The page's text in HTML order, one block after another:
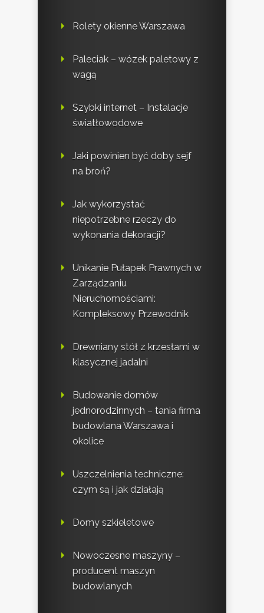
Rolety okienne Warszawa
Paleciak – wózek paletowy z
wagą
Szybki internet – Instalacje
światłowodowe
Jaki powinien być doby sejf
na broń?
Jak wykorzystać
niepotrzebne rzeczy do
wykonania dekoracji?
Unikanie Pułapek Prawnych w
Zarządzaniu
Nieruchomościami:
Kompleksowy Przewodnik
Drewniany stół z krzesłami w
klasycznej jadalni
Budowanie domów
jednorodzinnych – tania firma
budowlana Warszawa i
okolice
Uszczelnienia techniczne:
czym są i jak działają
Domy szkieletowe
Nowoczesne maszyny –
producent maszyn
budowlanych